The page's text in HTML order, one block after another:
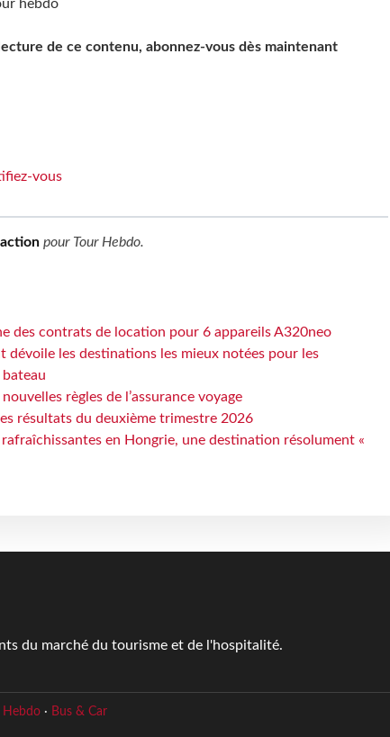
de ce contenu, abonnez-vous dès maintenant
vous
pour Tour Hebdo.
des contrats de location pour 6 appareils A320neo
dévoile les destinations les mieux notées pour les
règles de l’assurance voyage
résultats du deuxième trimestre 2026
rafraîchissantes en Hongrie, une destination résolument «
du marché du tourisme et de l'hospitalité.
Hebdo· Bus & Car